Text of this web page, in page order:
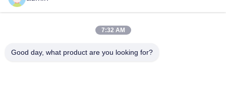
Werktijd
7:32 AM
Good day, what product are you looking for?